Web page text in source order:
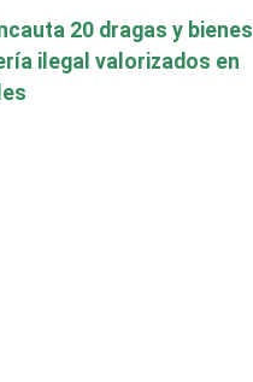
20 dragas y bienes
ilegal valorizados en